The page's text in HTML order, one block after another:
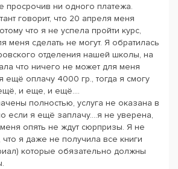
просрочив ни одного платежа.
говорит, что 20 апреля меня
что я не успела пройти курс,
меня сделать не могут. Я обратилась
отделения нашей школы, на
что ничего не может для меня
ещё оплачу 4000 гр., тогда я смогу
и еще, и ещё....
полностью, услуга не оказана в
если я ещё заплачу....я не уверена,
опять не ждут сюрпризы. Я не
я даже не получила все книги
которые обязательно должны